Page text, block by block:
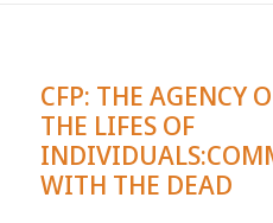
CFP: THE AGENCY
THE LIFES OF
WITH THE DEAD